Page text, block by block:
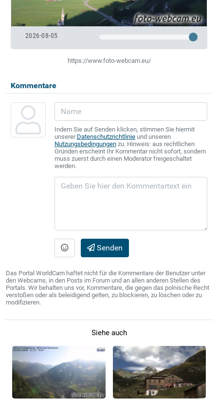
2026-08-05
https://www.foto-webcam.eu/
Kommentare
Indem Sie auf Senden klicken, stimmen Sie hiermit
unserer Datenschutzrichtlinieund unseren
Nutzungsbedingungenzu. Hinweis: aus rechtlichen
Gründen erscheint Ihr Kommentar nicht sofort, sondern
muss zuerst durch einen Moderator freigeschaltet
werden.
Senden
Das Portal WorldCam haftet nicht für die Kommentare der Benutzer unter
den Webcams, in den Posts im Forum und an allen anderen Stellen des
Portals. Wir behalten uns vor, Kommentare, die gegen das polnische Recht
verstoßen oder als beleidigend gelten, zu blockieren, zu löschen oder zu
modifizieren.
Siehe auch